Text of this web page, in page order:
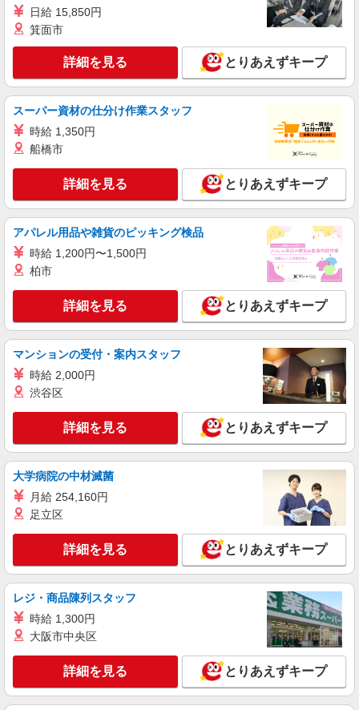
SGフィルダー株式会社/W24086-001
時給1210円 ※22:00〜翌5:00の間は深夜手当込
みで時給1，513円になります。
≪西埼玉事業場≫ 埼玉県狭山市柏原230-7
（佐川急便 西埼玉営業所内）
キープ 詳細を見る
SGフィルダー株式会社/W24086-012
荷物・商品仕分け
時給1210円 ※22:00〜翌2:00の間は深夜手当込
みで時給1，513円になります。
≪西埼玉事業場≫ 埼玉県狭山市柏原230-7
キープ 詳細を見る
アルバイト パート
SGフィルダー株式会社/W24086-017
≪西埼玉事業場≫ 埼玉県狭山市柏原230-7
（佐川急便 西埼玉営業所内）
キープ 詳細を見る
アルバイト パート
SGフィルダー株式会社/W24086-008
荷物・商品仕分け
時給1210円
≪西埼玉事業場≫ 埼玉県狭山市柏原230-7
（佐川急便 西埼玉営業所内）
キープ 詳細を見る
SGフィルダー株式会社/W24086-014
荷物・商品仕分け
日給 15,850円
箕面市
詳細を見る とりあえずキープ
スーパー資材の仕分け作業スタッフ
時給 1,350円
船橋市
詳細を見る とりあえずキープ
アパレル用品や雑貨のピッキング検品
時給 1,200円〜1,500円
柏市
詳細を見る とりあえずキープ
マンションの受付・案内スタッフ
時給 2,000円
渋谷区
詳細を見る とりあえずキープ
大学病院の中材滅菌
月給 254,160円
足立区
詳細を見る とりあえずキープ
レジ・商品陳列スタッフ
時給 1,300円
大阪市中央区
詳細を見る とりあえずキープ